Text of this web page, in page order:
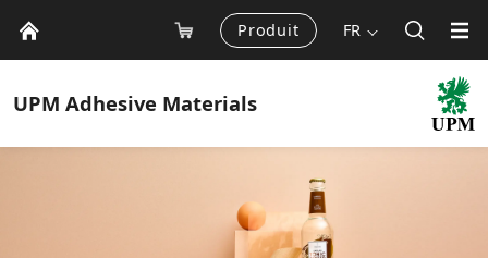
Produit FR
UPM Adhesive Materials